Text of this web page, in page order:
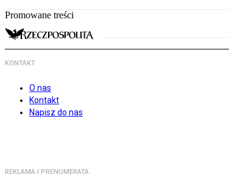
Promowane treści
KONTAKT
O nas
Kontakt
Napisz do nas
REKLAMA I PRENUMERATA